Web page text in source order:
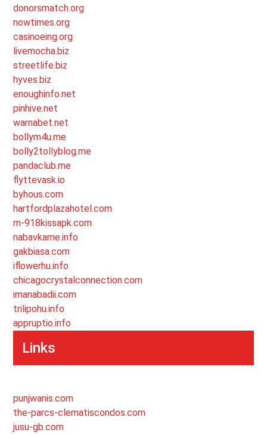
donorsmatch.org
nowtimes.org
casinoeing.org
livemocha.biz
streetlife.biz
hyves.biz
enoughinfo.net
pinhive.net
warnabet.net
bollym4u.me
bolly2tollyblog.me
pandaclub.me
flyttevask.io
byhous.com
hartfordplazahotel.com
m-918kissapk.com
nabavkame.info
gakbiasa.com
iflowerhu.info
chicagocrystalconnection.com
imanabadii.com
trilipohu.info
appruptio.info
Links
punjwanis.com
the-parcs-clematiscondos.com
jusu-gb.com